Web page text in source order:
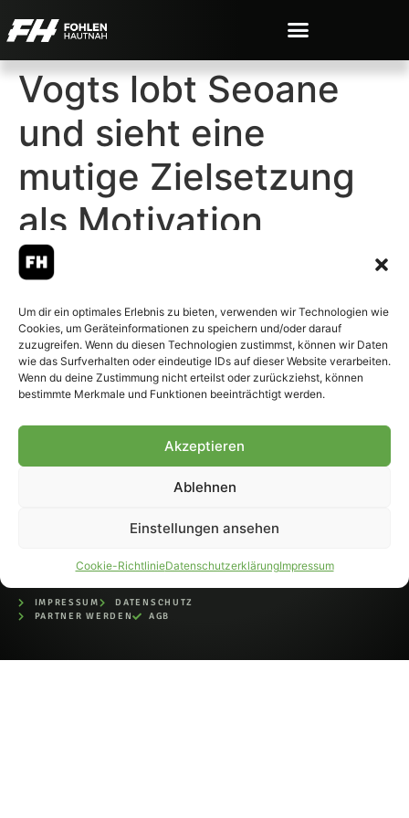
Um dir ein optimales Erlebnis zu bieten, verwenden wir Technologien wie
Cookies, um Geräteinformationen zu speichern und/oder darauf
zuzugreifen. Wenn du diesen Technologien zustimmst, können wir Daten
wie das Surfverhalten oder eindeutige IDs auf dieser Website verarbeiten.
Wenn du deine Zustimmung nicht erteilst oder zurückziehst, können
bestimmte Merkmale und Funktionen beeinträchtigt werden.
Akzeptieren
Ablehnen
Einstellungen ansehen
Cookie-RichtlinieDatenschutzerklärungImpressum
Vogts lobt Seoane
und sieht eine
mutige Zielsetzung
als Motivation
© 2007-2026 Fohlen-Hautnah.de
– Alle rechte vorbehalten.
Fohlen-Hautnah.de ist ein
offiziell eingetragenes Magazin
IMPRESSUM
DATENSCHUTZ
PARTNER WERDEN
AGB